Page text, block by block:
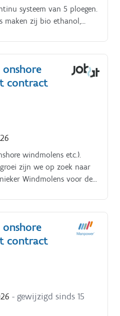
systeem van 5 ploegen.
maken zij bio ethanol,
onshore
contract
windmolens etc.).
zijn we op zoek naar
Windmolens voor de
onshore
contract
- gewijzigd sinds 15